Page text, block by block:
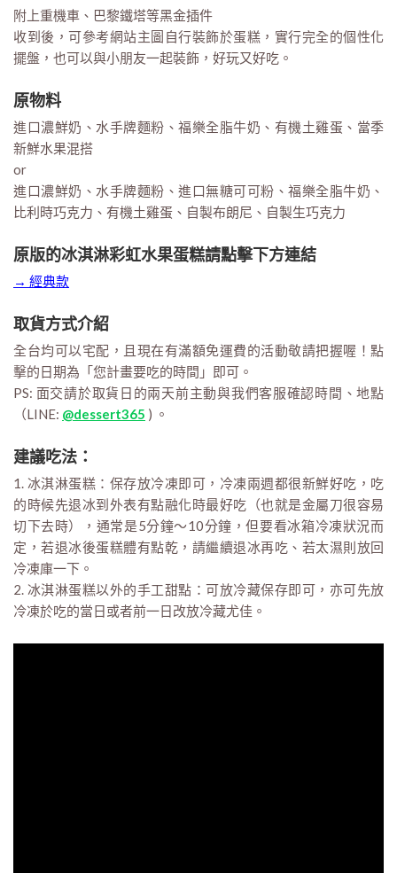
附上重機車、巴黎鐵塔等黑金插件
收到後，可參考網站主圖自行裝飾於蛋糕，實行完全的個性化
擺盤，也可以與小朋友一起裝飾，好玩又好吃。
原物料
進口濃鮮奶、水手牌麵粉、福樂全脂牛奶、有機土雞蛋、當季
新鮮水果混搭
or
進口濃鮮奶、水手牌麵粉、進口無糖可可粉、福樂全脂牛奶、
比利時巧克力、有機土雞蛋、自製布朗尼、自製生巧克力
原版的冰淇淋彩虹水果蛋糕請點擊下方連結
→ 經典款
取貨方式介紹
全台均可以宅配，且現在有滿額免運費的活動敬請把握喔！點
擊的日期為「您計畫要吃的時間」即可。
PS: 面交請於取貨日的兩天前主動與我們客服確認時間、地點
（LINE: @dessert365 ) 。
建議吃法：
1. 冰淇淋蛋糕：保存放冷凍即可，冷凍兩週都很新鮮好吃，吃
的時候先退冰到外表有點融化時最好吃（也就是金屬刀很容易
切下去時），通常是5分鐘～10分鐘，但要看冰箱冷凍狀況而
定，若退冰後蛋糕體有點乾，請繼續退冰再吃、若太濕則放回
冷凍庫一下。
2. 冰淇淋蛋糕以外的手工甜點：可放冷藏保存即可，亦可先放
冷凍於吃的當日或者前一日改放冷藏尤佳。